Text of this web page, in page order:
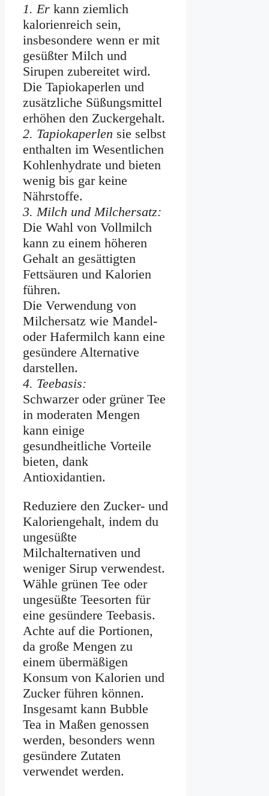
1. Er kann ziemlich
kalorienreich sein,
insbesondere wenn er mit
gesüßter Milch und
Sirupen zubereitet wird.
Die Tapiokaperlen und
zusätzliche Süßungsmittel
erhöhen den Zuckergehalt.
2. Tapiokaperlen sie selbst
enthalten im Wesentlichen
Kohlenhydrate und bieten
wenig bis gar keine
Nährstoffe.
3. Milch und Milchersatz:
Die Wahl von Vollmilch
kann zu einem höheren
Gehalt an gesättigten
Fettsäuren und Kalorien
führen.
Die Verwendung von
Milchersatz wie Mandel-
oder Hafermilch kann eine
gesündere Alternative
darstellen.
4. Teebasis:
Schwarzer oder grüner Tee
in moderaten Mengen
kann einige
gesundheitliche Vorteile
bieten, dank
Antioxidantien.
Reduziere den Zucker- und
Kaloriengehalt, indem du
ungesüßte
Milchalternativen und
weniger Sirup verwendest.
Wähle grünen Tee oder
ungesüßte Teesorten für
eine gesündere Teebasis.
Achte auf die Portionen,
da große Mengen zu
einem übermäßigen
Konsum von Kalorien und
Zucker führen können.
Insgesamt kann Bubble
Tea in Maßen genossen
werden, besonders wenn
gesündere Zutaten
verwendet werden.